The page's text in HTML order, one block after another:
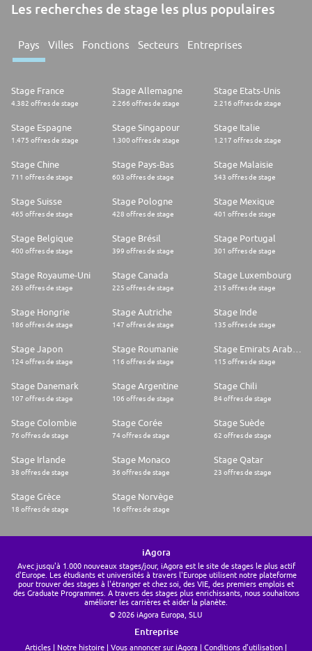
Les recherches de stage les plus populaires
Pays Villes Fonctions Secteurs Entreprises
Stage France
4.382 offres de stage
Stage Allemagne
2.266 offres de stage
Stage Etats-Unis
2.216 offres de stage
Stage Espagne
1.475 offres de stage
Stage Singapour
1.300 offres de stage
Stage Italie
1.217 offres de stage
Stage Chine
711 offres de stage
Stage Pays-Bas
603 offres de stage
Stage Malaisie
543 offres de stage
Stage Suisse
465 offres de stage
Stage Pologne
428 offres de stage
Stage Mexique
401 offres de stage
Stage Belgique
400 offres de stage
Stage Brésil
399 offres de stage
Stage Portugal
301 offres de stage
Stage Royaume-Uni
263 offres de stage
Stage Canada
225 offres de stage
Stage Luxembourg
215 offres de stage
Stage Hongrie
186 offres de stage
Stage Autriche
147 offres de stage
Stage Inde
135 offres de stage
Stage Japon
124 offres de stage
Stage Roumanie
116 offres de stage 115 offres de stage
Stage Danemark
107 offres de stage
Stage Argentine
106 offres de stage
Stage Chili
84 offres de stage
Stage Colombie
76 offres de stage
Stage Corée
74 offres de stage
Stage Suède
62 offres de stage
Stage Irlande
38 offres de stage
Stage Monaco
36 offres de stage
Stage Qatar
23 offres de stage
Stage Grèce
18 offres de stage
Stage Norvège
16 offres de stage
iAgora
Avec jusqu'à 1.000 nouveaux stages/jour, iAgora est le site de stages le plus actif
d'Europe. Les étudiants et universités à travers l'Europe utilisent notre plateforme
pour trouver des stages à l'étranger et chez soi, des VIE, des premiers emplois et
des Graduate Programmes. A travers des stages plus enrichissants, nous souhaitons
améliorer les carrières et aider la planète.
© 2026 iAgora Europa, SLU
Entreprise
Articles Notre histoire Vous annoncer sur iAgora Conditions d'utilisation